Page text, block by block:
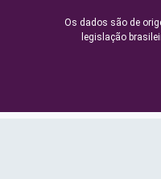
Os dados são de
legislação